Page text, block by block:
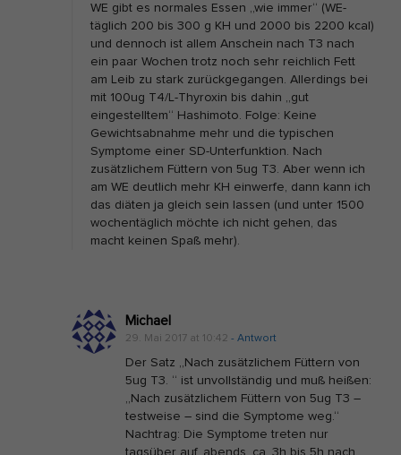
s
a
c
h
e
f
ü
r
T
–
T
3
WE gibt es normales Essen „wie immer“ (WE-
täglich 200 bis 300 g KH und 2000 bis 2200 kcal)
und dennoch ist allem Anschein nach T3 nach
ein paar Wochen trotz noch sehr reichlich Fett
am Leib zu stark zurückgegangen. Allerdings bei
mit 100ug T4/L-Thyroxin bis dahin „gut
eingestelltem“ Hashimoto. Folge: Keine
Gewichtsabnahme mehr und die typischen
Symptome einer SD-Unterfunktion. Nach
zusätzlichem Füttern von 5ug T3. Aber wenn ich
am WE deutlich mehr KH einwerfe, dann kann ich
das diäten ja gleich sein lassen (und unter 1500
wochentäglich möchte ich nicht gehen, das
macht keinen Spaß mehr).
Michael
29. Mai 2017 at 10:42 - Antwort
Der Satz „Nach zusätzlichem Füttern von
5ug T3. “ ist unvollständig und muß heißen:
„Nach zusätzlichem Füttern von 5ug T3 –
testweise – sind die Symptome weg.“
Nachtrag: Die Symptome treten nur
tagsüber auf, abends, ca. 3h bis 5h nach